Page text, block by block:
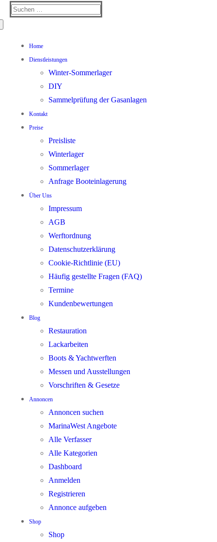
Suchen
Home
Dienstleistungen
Winter-Sommerlager
DIY
Sammelprüfung der Gasanlagen
Kontakt
Preise
Preisliste
Winterlager
Sommerlager
Anfrage Booteinlagerung
Über Uns
Impressum
AGB
Werftordnung
Datenschutzerklärung
Cookie-Richtlinie (EU)
Häufig gestellte Fragen (FAQ)
Termine
Kundenbewertungen
Blog
Restauration
Lackarbeiten
Boots & Yachtwerften
Messen und Ausstellungen
Vorschriften & Gesetze
Annoncen
Annoncen suchen
MarinaWest Angebote
Alle Verfasser
Alle Kategorien
Dashboard
Anmelden
Registrieren
Annonce aufgeben
Shop
Shop